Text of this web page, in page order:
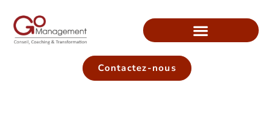
Contactez-nous